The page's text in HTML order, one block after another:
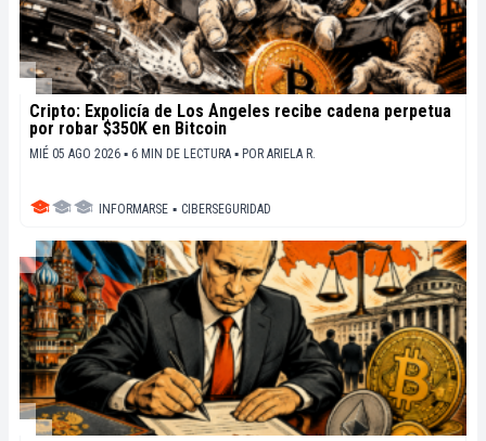
Cripto: Expolicía de Los Ángeles recibe cadena perpetua
por robar $350K en Bitcoin
MIÉ 05 AGO 2026 ▪ 6 MIN DE LECTURA ▪ POR ARIELA R.
INFORMARSE ▪ CIBERSEGURIDAD